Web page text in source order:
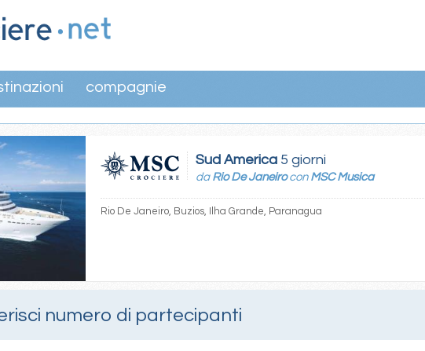
compagnie
Sud America 5 giorni
da Rio De Janeirocon MSC Musica
Rio De Janeiro, Buzios, Ilha Grande, Paranagua
numero di partecipanti